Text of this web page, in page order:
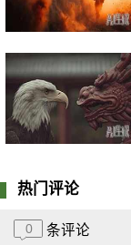
热门评论
0 条评论